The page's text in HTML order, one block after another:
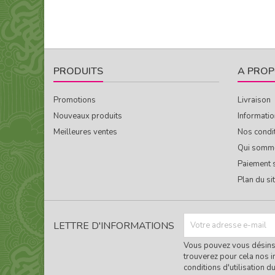
PRODUITS
Promotions
Nouveaux produits
Meilleures ventes
A
Livraison
Nos
Qui
Paiement
Plan du
LETTRE D'INFORMATIONS
Vous pouvez vous
trouverez pour cela nos
conditions d'utilisation